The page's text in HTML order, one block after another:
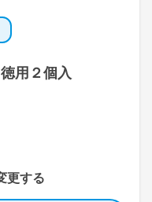
用２個入
更する